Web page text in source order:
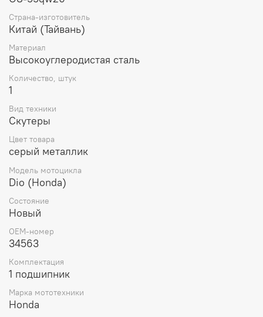
частью многих механизмов и оборудования, включая
двигатели, насосы, конвейеры, валы, передачи и т.д.
Основная функция подшипника – обеспечение плавного
и беззапорного движения или вращения. Он позволяет
передавать силу и вращение от одной части механизма
выдерживать большие нагрузки и вибрации, улучшая
эффективность работы механизмов и продлевая их срок
службы.
Страна-изготовитель
Китай (Тайвань)
Материал
Высокоуглеродистая сталь
Количество, штук
1
Вид техники
Скутеры
Цвет товара
серый металлик
Модель мотоцикла
Dio (Honda)
Состояние
Новый
OEM-номер
34563
Комплектация
1 подшипник
Марка мототехники
Honda